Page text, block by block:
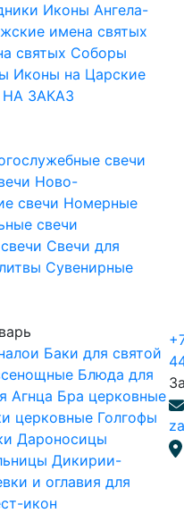
Иконы Ангела-
имена святых
святых Соборы
Иконы на Царские
ЗАКАЗ
свечи
Ново-
свечи Номерные
свечи
Свечи для
Сувенирные
Баки для святой
Блюда для
Агнца Бра церковные
церковные Голгофы
Дароносицы
Дикирии-
и оглавия для
икон